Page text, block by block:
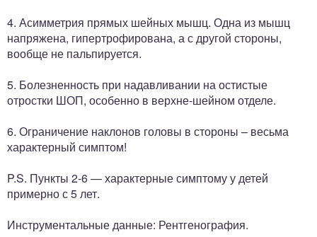
4. Асимметрия прямых шейных мышц. Одна из мышц
напряжена, гипертрофирована, а с другой стороны,
вообще не пальпируется.
5. Болезненность при надавливании на остистые
отростки ШОП, особенно в верхне-шейном отделе.
6. Ограничение наклонов головы в стороны – весьма
характерный симптом!
P.S. Пункты 2-6 — характерные симптому у детей
примерно с 5 лет.
Инструментальные данные: Рентгенография.